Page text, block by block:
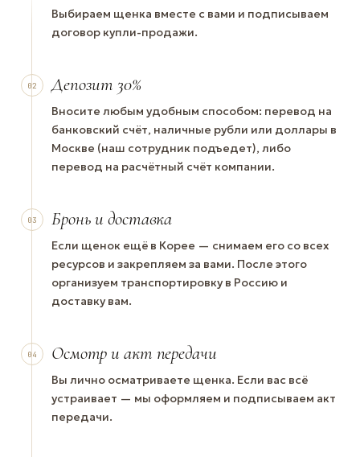
Выбираем щенка вместе с вами и подписываем
договор купли-продажи.
02 Депозит 30%
Вносите любым удобным способом: перевод на
банковский счёт, наличные рубли или доллары в
Москве (наш сотрудник подъедет), либо
перевод на расчётный счёт компании.
03 Бронь и доставка
Если щенок ещё в Корее — снимаем его со всех
ресурсов и закрепляем за вами. После этого
организуем транспортировку в Россию и
доставку вам.
04 Осмотр и акт передачи
Вы лично осматриваете щенка. Если вас всё
устраивает — мы оформляем и подписываем акт
передачи.